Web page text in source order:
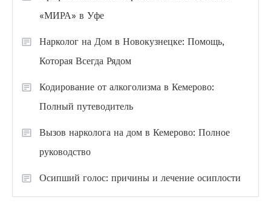
«МИРА» в Уфе
Нарколог на Дом в Новокузнецке: Помощь,
Которая Всегда Рядом
Кодирование от алкоголизма в Кемерово:
Полный путеводитель
Вызов нарколога на дом в Кемерово: Полное
руководство
Осипший голос: причины и лечение осиплости